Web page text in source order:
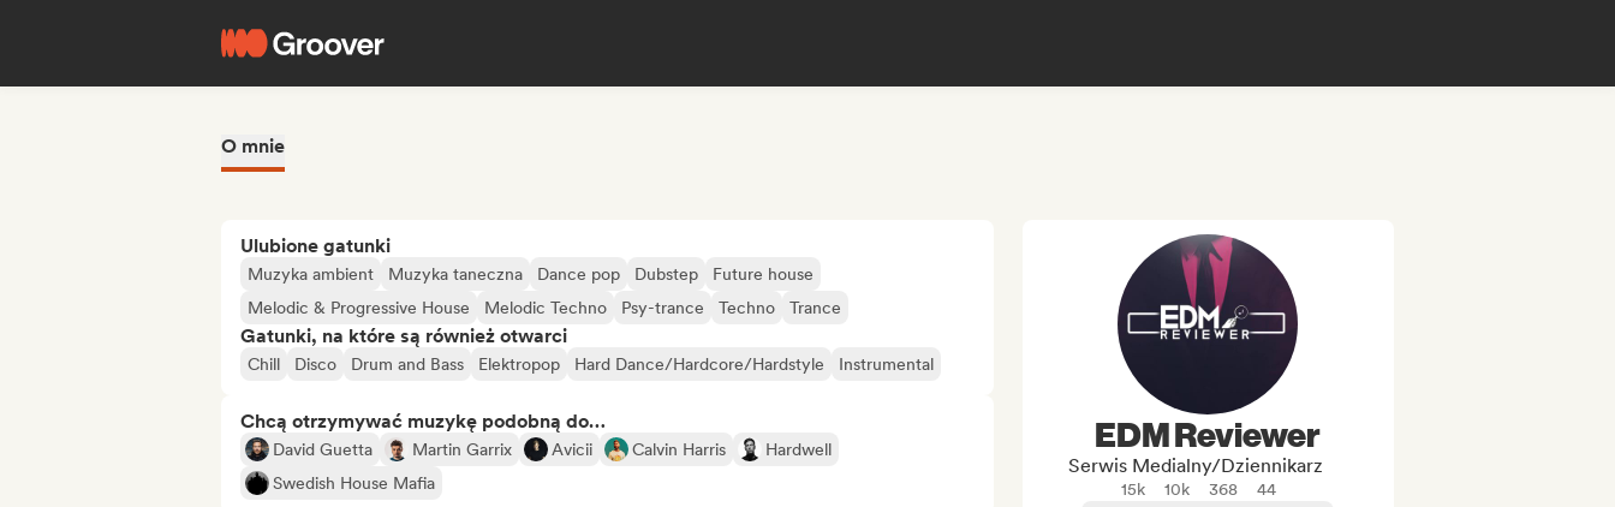
O mnie
Ulubione gatunki
Muzyka ambient Muzyka taneczna Dance pop Dubstep
Future house
Melodic & Progressive House
Melodic Techno Psy-trance Techno Trance
Gatunki, na które są również otwarci
Chill Disco Drum and Bass Elektropop Hard Dance/Hardcore/Hardstyle Instrumental
Chcą otrzymywać muzykę podobną do…
David Guetta Martin Garrix Avicii Calvin Harris
Hardwell
Swedish House Mafia
EDM Reviewer
Serwis Medialny/Dziennikarz
15k 10k 368
44